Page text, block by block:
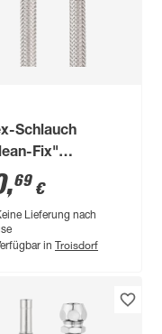
Schlauch
Fix"
x 1/2" x 300 mm
,69 €
Lieferung nach
in Troisdorf